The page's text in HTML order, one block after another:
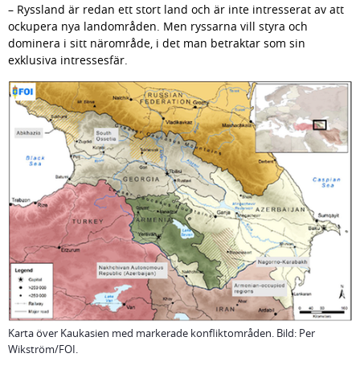
– Ryssland är redan ett stort land och är inte intresserat av att
ockupera nya landområden. Men ryssarna vill styra och
dominera i sitt närområde, i det man betraktar som sin
exklusiva intressesfär.
Karta över Kaukasien med markerade konfliktområden. Bild: Per
Wikström/FOI.